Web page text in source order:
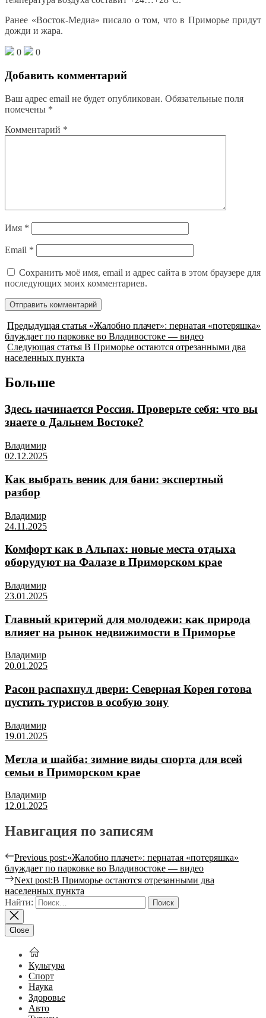
Ранее «Восток-Медиа» писало о том, что в Приморье придут
дожди и жара.
0 0
Добавить комментарий
Ваш адрес email не будет опубликован. Обязательные поля
помечены *
Комментарий *
Имя *
Email *
Сохранить моё имя, email и адрес сайта в этом браузере для
последующих моих комментариев.
Предыдущая статья «Жалобно плачет»: пернатая «потеряшка»
блуждает по парковке во Владивостоке — видео
Следующая статья В Приморье остаются отрезанными два
населенных пункта
Больше
Здесь начинается Россия. Проверьте себя: что вы
знаете о Дальнем Востоке?
Владимир
02.12.2025
Как выбрать веник для бани: экспертный
разбор
Владимир
24.11.2025
Комфорт как в Альпах: новые места отдыха
оборудуют на Фалазе в Приморском крае
Владимир
23.01.2025
Главный критерий для молодежи: как природа
влияет на рынок недвижимости в Приморье
Владимир
20.01.2025
Расон распахнул двери: Северная Корея готова
пустить туристов в особую зону
Владимир
19.01.2025
Метла и шайба: зимние виды спорта для всей
семьи в Приморском крае
Владимир
12.01.2025
Навигация по записям
Previous post:«Жалобно плачет»: пернатая «потеряшка»
блуждает по парковке во Владивостоке — видео
Next post:В Приморье остаются отрезанными два
населенных пункта
Найти:
Close
Культура
Спорт
Наука
Здоровье
Авто